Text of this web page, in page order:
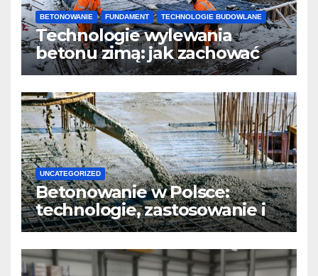
BETONOWANIE FUNDAMENT TECHNOLOGIE BUDOWLANE
Technologie wylewania
betonu zimą: jak zachować
jakość i przyspieszyć
twardnienie
UNCATEGORIZED
Betonowanie w Polsce:
technologie, zastosowanie i
design